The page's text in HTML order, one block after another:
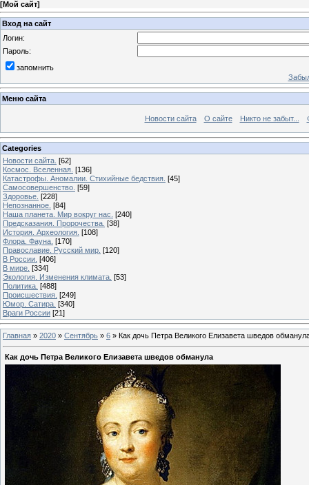
[Мой сайт]
Вход на сайт
Логин:
Пароль:
запомнить
Меню сайта
Новости сайта О сайте Никто не забыт...
Categories
Новости сайта. [62]
Космос. Вселенная. [136]
Катастрофы. Аномалии. Стихийные бедствия. [45]
Самосовершенство. [59]
Здоровье. [228]
Непознанное. [84]
Наша планета. Мир вокруг нас. [240]
Предсказания. Пророчества. [38]
История. Археология. [108]
Флора. Фауна. [170]
Православие. Русский мир. [120]
В России. [406]
В мире. [334]
Экология. Изменения климата. [53]
Политика. [488]
Происшествия. [249]
Юмор. Сатира. [340]
Враги России [21]
Главная » 2020 » Сентябрь » 6 » Как дочь Петра Великого Елизавета шведов
Как дочь Петра Великого Елизавета шведов обманула